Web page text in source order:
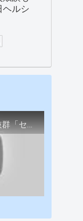
ルシ
【毛穴ゼロメイク】相性抜群「セフィーヌファンデ+オルビスの下地」で簡単毛穴レス肌に仕上げる